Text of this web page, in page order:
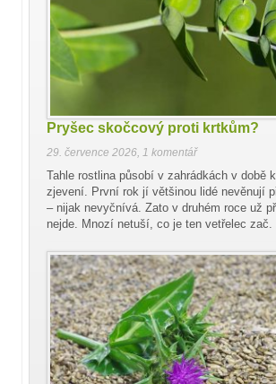
Pryšec skočcový proti krtkům?
29. července 2026, 1 komentář
Tahle rostlina působí v zahrádkách v době
zjevení. První rok jí většinou lidé nevěnují
– nijak nevyčnívá. Zato v druhém roce už
nejde. Mnozí netuší, co je ten vetřelec zač.